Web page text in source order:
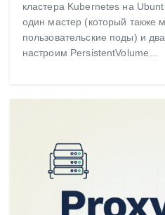
кластера Kubernetes на
один мастер (который также
пользовательские поды) и
настроим PersistentVolume…